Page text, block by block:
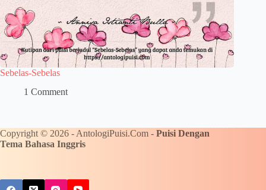
Sebelas-Sebelas
1 Comment
Copyright © 2026 - AntologiPuisi.Com - Puisi Dengan
Tema Bahasa Inggris